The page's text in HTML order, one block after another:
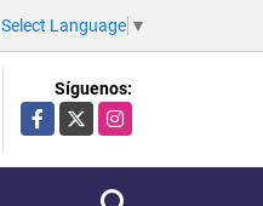
Select Language ▼
Síguenos:
Facebook
X Instagram